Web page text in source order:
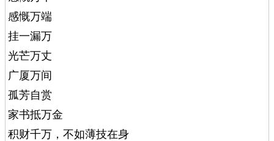
感慨万端
挂一漏万
光芒万丈
广厦万间
孤芳自赏
家书抵万金
积财千万，不如薄技在身